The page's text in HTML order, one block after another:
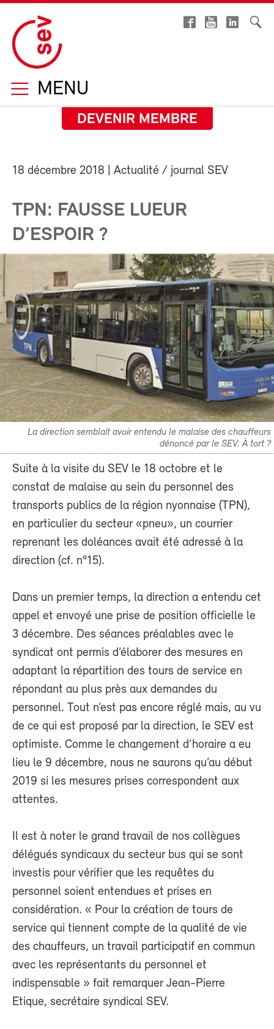
MENU
DEVENIR MEMBRE
18 décembre 2018 | Actualité / journal SEV
TPN: FAUSSE LUEUR
D’ESPOIR ?
La direction semblait avoir entendu le malaise des chauffeurs
dénoncé par le SEV. À tort ?
Suite à la visite du SEV le 18 octobre et le
constat de malaise au sein du personnel des
transports publics de la région nyonnaise (TPN),
en particulier du secteur «pneu», un courrier
reprenant les doléances avait été adressé à la
direction (cf. n°15).
Dans un premier temps, la direction a entendu cet
appel et envoyé une prise de position officielle le
3 décembre. Des séances préalables avec le
syndicat ont permis d’élaborer des mesures en
adaptant la répartition des tours de service en
répondant au plus près aux demandes du
personnel. Tout n’est pas encore réglé mais, au vu
de ce qui est proposé par la direction, le SEV est
optimiste. Comme le changement d’horaire a eu
lieu le 9 décembre, nous ne saurons qu’au début
2019 si les mesures prises correspondent aux
attentes.
Il est à noter le grand travail de nos collègues
délégués syndicaux du secteur bus qui se sont
investis pour vérifier que les requêtes du
personnel soient entendues et prises en
considération. « Pour la création de tours de
service qui tiennent compte de la qualité de vie
des chauffeurs, un travail participatif en commun
avec les représentants du personnel et
indispensable » fait remarquer Jean-Pierre
Etique, secrétaire syndical SEV.